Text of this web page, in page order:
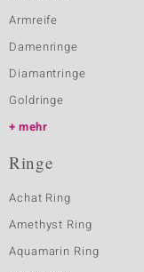
Armreife
Damenringe
Diamantringe
Goldringe
mehr
Ringe
Achat Ring
Amethyst Ring
Aquamarin Ring